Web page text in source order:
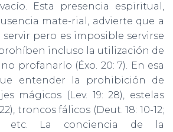
Esta presencia espiritual,
mate-rial, advierte que a
servir pero es imposible servirse
incluso la utilización de
profanarlo (Éxo. 20: 7). En esa
entender la prohibición de
mágicos (Lev. 19: 28), estelas
troncos fálicos (Deut. 18: 10-12;
etc. La conciencia de la